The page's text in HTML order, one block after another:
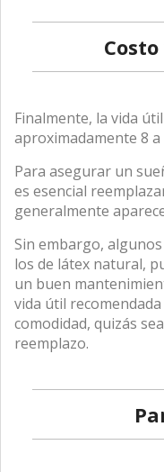
Finalmente, la vida
aproximadamente 8 a
Para asegurar un
es esencial
generalmente
Sin embargo,
los de látex natural,
un buen
vida útil
comodidad, quizás
reemplazo.